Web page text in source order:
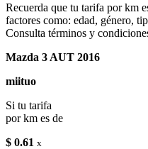
Recuerda que tu tarifa por km
factores como: edad, género,
Consulta términos y
Mazda 3 AUT 2016
miituo
Si tu tarifa
por km es de
$ 0.61 x